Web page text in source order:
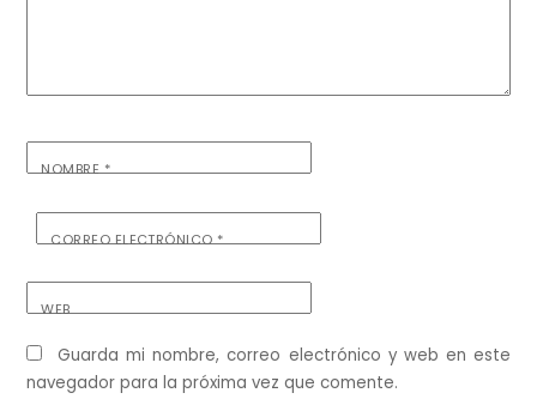
NOMBRE*
CORREO ELECTRÓNICO*
WEB
Guarda mi nombre, correo electrónico y web en este
navegador para la próxima vez que comente.